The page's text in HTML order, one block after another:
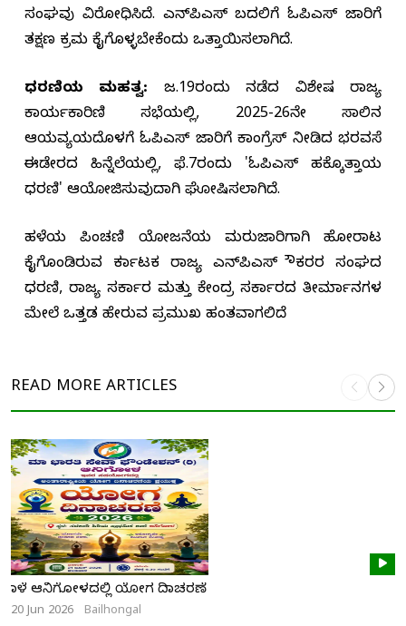
ಸಂಘವು ವಿರೋಧಿಸಿದೆ. ಎನ್‌ಪಿಎಸ್ ಬದಲಿಗೆ ಓಪಿಎಸ್ ಜಾರಿಗೆ
ತಕ್ಷಣ ಕ್ರಮ ಕೈಗೊಳ್ಳಬೇಕೆಂದು ಒತ್ತಾಯಿಸಲಾಗಿದೆ.
ಧರಣಿಯ ಮಹತ್ವ: ಜ.19ರಂದು ನಡೆದ ವಿಶೇಷ ರಾಜ್ಯ
ಕಾರ್ಯಕಾರಿಣಿ ಸಭೆಯಲ್ಲಿ, 2025-26ನೇ ಸಾಲಿನ
ಆಯವ್ಯಯದೊಳಗೆ ಓಪಿಎಸ್ ಜಾರಿಗೆ ಕಾಂಗ್ರೆಸ್ ನೀಡಿದ ಭರವಸೆ
ಈಡೇರದ ಹಿನ್ನೆಲೆಯಲ್ಲಿ, ಫೆ.7ರಂದು 'ಓಪಿಎಸ್ ಹಕ್ಕೊತ್ತಾಯ
ಧರಣಿ' ಆಯೋಜಿಸುವುದಾಗಿ ಘೋಷಿಸಲಾಗಿದೆ.
ಹಳೆಯ ಪಿಂಚಣಿ ಯೋಜನೆಯ ಮರುಜಾರಿಗಾಗಿ ಹೋರಾಟ
ಕೈಗೊಂಡಿರುವ ಕರ್ನಾಟಕ ರಾಜ್ಯ ಎನ್‌ಪಿಎಸ್ ನೌಕರರ ಸಂಘದ
ಧರಣಿ, ರಾಜ್ಯ ಸರ್ಕಾರ ಮತ್ತು ಕೇಂದ್ರ ಸರ್ಕಾರದ ತೀರ್ಮಾನಗಳ
ಮೇಲೆ ಒತ್ತಡ ಹೇರುವ ಪ್ರಮುಖ ಹಂತವಾಗಲಿದೆ
READ MORE ARTICLES
ನಾಳೆ ಆನಿಗೋಳದಲ್ಲಿ ಯೋಗ ದಿನಾಚರಣೆ
20 Jun 2026 Bailhongal